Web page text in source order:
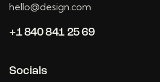
hello@design.com
+1 840 841 25 69
Socials